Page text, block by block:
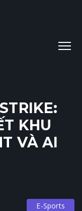
KHU
VÀ AI
March, 2021
E-Sports